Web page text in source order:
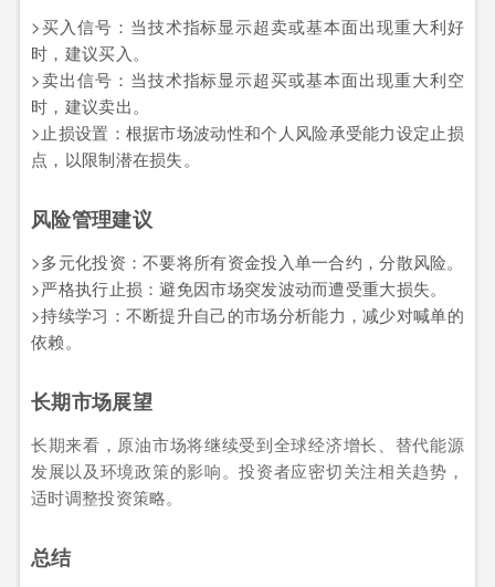
>买入信号：当技术指标显示超卖或基本面出现重大利好
时，建议买入。
>卖出信号：当技术指标显示超买或基本面出现重大利空
时，建议卖出。
>止损设置：根据市场波动性和个人风险承受能力设定止损
点，以限制潜在损失。
风险管理建议
>多元化投资：不要将所有资金投入单一合约，分散风险。
>严格执行止损：避免因市场突发波动而遭受重大损失。
>持续学习：不断提升自己的市场分析能力，减少对喊单的
依赖。
长期市场展望
长期来看，原油市场将继续受到全球经济增长、替代能源
发展以及环境政策的影响。投资者应密切关注相关趋势，
适时调整投资策略。
总结